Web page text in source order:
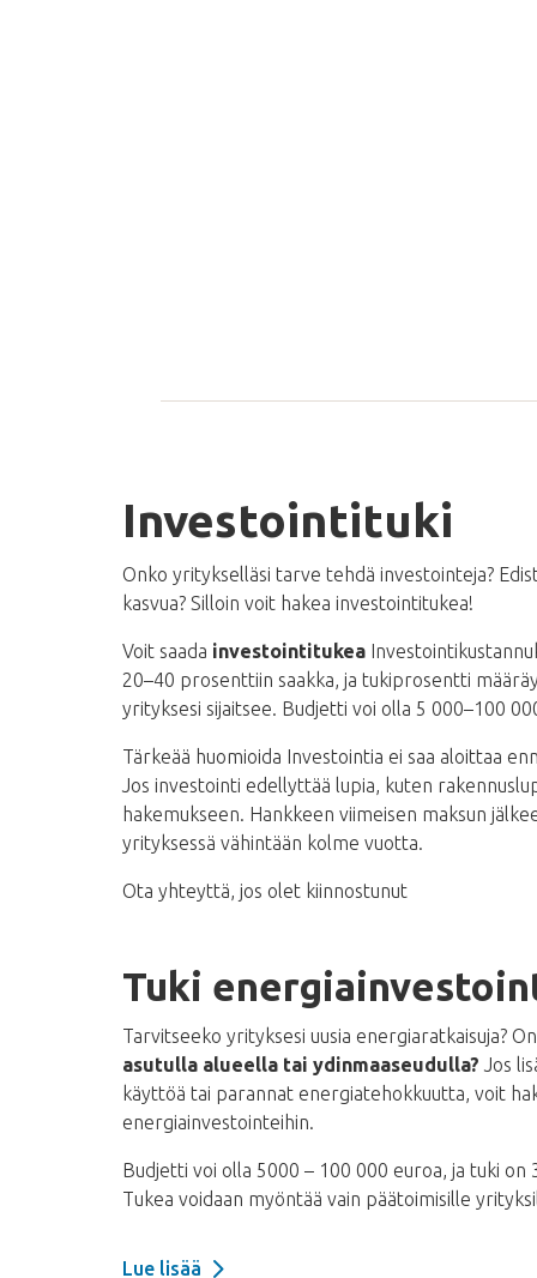
Investointituki
Onko yritykselläsi tarve tehdä investointeja?
kasvua? Silloin voit hakea investointitukea!
Voit saada investointitukea
20–40 prosenttiin saakka, ja tukiprosentti
yrityksesi sijaitsee. Budjetti voi olla 5 000–100
Tärkeää huomioida Investointia ei saa aloittaa
Jos investointi edellyttää lupia, kuten
hakemukseen. Hankkeen viimeisen maksun
yrityksessä vähintään kolme vuotta.
Ota yhteyttä, jos olet kiinnostunut
Tuki
Tarvitseeko yrityksesi uusia energiaratkaisuja?
asutulla alueella tai ydinmaaseudulla? Jos
käyttöä tai parannat energiatehokkuutta, voit
energiainvestointeihin.
Budjetti voi olla 5000 – 100 000 euroa, ja tuki on
Tukea voidaan myöntää vain päätoimisille
Lue lisää